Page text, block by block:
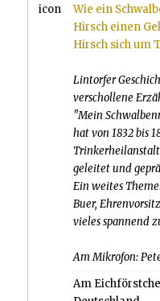
Wie ein
Hirsch einen
Hirsch sich um
Lintorfer
verschollene
"Mein
hat von 1832 bis
Trinkerheilanstalt
geleitet und
Ein weites
Buer,
vieles spannend
Am Mikrofon:
Am